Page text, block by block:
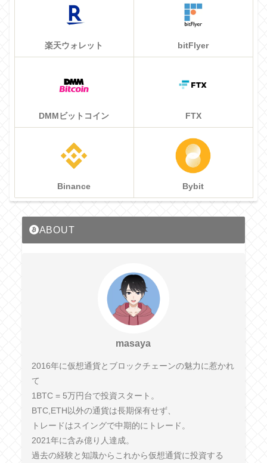
楽天ウォレット bitFlyer
DMMビットコイン FTX
Binance Bybit
ABOUT
masaya
2016年に仮想通貨とブロックチェーンの魅力に惹かれ
て
1BTC = 5万円台で投資スタート。
BTC,ETH以外の通貨は長期保有せず、
トレードはスイングで中期的にトレード。
2021年に含み億り人達成。
過去の経験と知識からこれから仮想通貨に投資する